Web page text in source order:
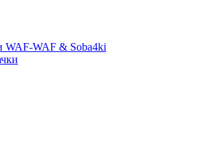
WAF-WAF & Soba4ki